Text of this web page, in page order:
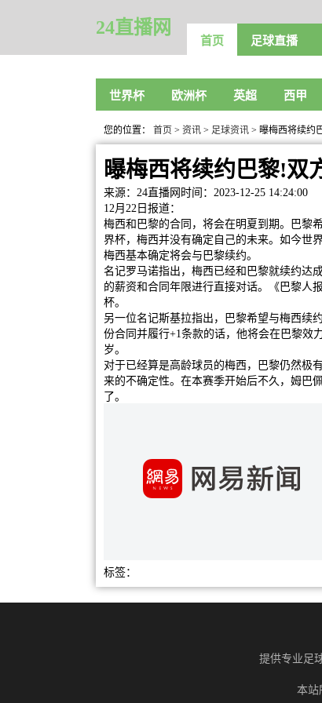
24直播网
首页 足球直播
世界杯 欧洲杯 英超 西甲
您的位置： 首页 > 资讯 > 足球资讯 > 曝梅西将续约
曝梅西将续约巴黎!双
来源：24直播网 时间：2023-12-25 14:24:00
12月22日报道：
梅西和巴黎的合同，将会在明夏到期。巴黎
界杯，梅西并没有确定自己的未来。如今世
梅西基本确定将会与巴黎续约。
名记罗马诺指出，梅西已经和巴黎就续约达
的薪资和合同年限进行直接对话。《巴黎人
杯。
另一位名记斯基拉指出，巴黎希望与梅西续
份合同并履行+1条款的话，他将会在巴黎效
岁。
对于已经算是高龄球员的梅西，巴黎仍然极
来的不确定性。在本赛季开始后不久，姆巴
了。
标签：
提供专业足
本站